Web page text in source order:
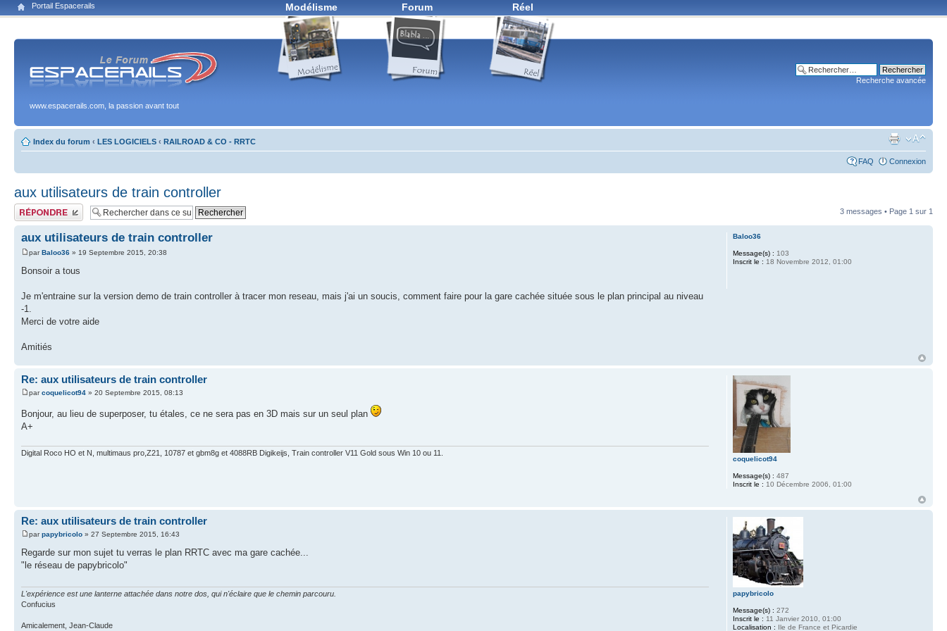
Portail Espacerails Modélisme Forum Réel
www.espacerails.com, la passion avant tout
Recherche avancée
Index du forum ‹ LES LOGICIELS ‹ RAILROAD & CO - RRTC
FAQ Connexion
aux utilisateurs de train controller
Publier une réponse 3 messages • Page 1 sur 1
aux utilisateurs de train controller
parBaloo36 » 19 Septembre 2015, 20:38
Bonsoir a tous
Je m'entraine sur la version demo de train controller à tracer mon reseau, mais j'ai un soucis, comment faire pour la gare cachée située sous le plan principal au niveau
-1.
Merci de votre aide
Amitiés
Baloo36
Message(s) : 103
Inscrit le : 18 Novembre 2012, 01:00
Re: aux utilisateurs de train controller
parcoquelicot94 » 20 Septembre 2015, 08:13
Bonjour, au lieu de superposer, tu étales, ce ne sera pas en 3D mais sur un seul plan
A+
Digital Roco HO et N, multimaus pro,Z21, 10787 et gbm8g et 4088RB Digikeijs, Train controller V11 Gold sous Win 10 ou 11.
coquelicot94
Message(s) : 487
Inscrit le : 10 Décembre 2006, 01:00
Re: aux utilisateurs de train controller
parpapybricolo » 27 Septembre 2015, 16:43
Regarde sur mon sujet tu verras le plan RRTC avec ma gare cachée...
"le réseau de papybricolo"
L'expérience est une lanterne attachée dans notre dos, qui n'éclaire que le chemin parcouru.
Confucius
Amicalement, Jean-Claude
papybricolo
Message(s) : 272
Inscrit le : 11 Janvier 2010, 01:00
Localisation : Ile de France et Picardie